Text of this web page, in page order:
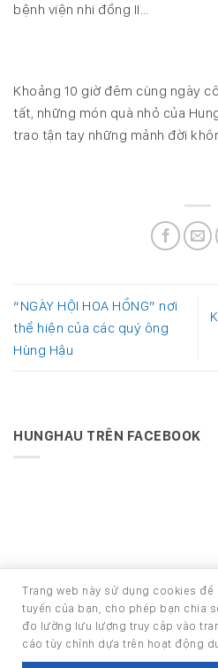
bệnh viện nhi đồng II…
Khoảng 10 giờ đêm cùng ngày
tất, những món quà nhỏ của
trao tận tay những mảnh đời
“NGÀY HỘI HOA HỒNG” nơi
thể hiện của các quý ông
Hùng Hậu
HUNGHAU TRÊN FACEBOOK
Phát triển bởi Ban
Copyright 2026 © HOUSE -
PHẦN PHÁT
Email:
Trang web này sử dụng cookies
tuyến của bạn, cho phép bạn chia
đo lường lưu lượng truy cập vào
cáo tùy chỉnh dựa trên hoạt động